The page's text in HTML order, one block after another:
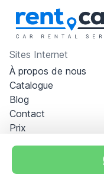
Sites Internet
À propos de nous
Catalogue
Blog
Contact
Prix
ALBAHAR building